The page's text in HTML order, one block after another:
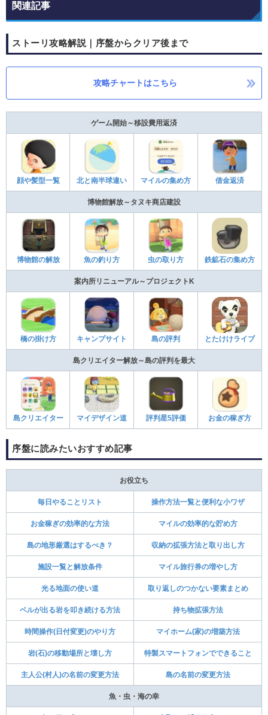
関連記事
ストーリ攻略解説｜序盤からクリア後まで
攻略チャートはこちら
ゲーム開始～移設費用返済
顔や髪型一覧 北と南半球違い マイルの集め方 借金返済
博物館解放～タヌキ商店建設
博物館の解放 魚の釣り方 虫の取り方 鉄鉱石の集め方
案内所リニューアル～プロジェクトK
橋の掛け方 キャンプサイト 島の評判 とたけけライブ
島クリエイター解放～島の評判を最大
島クリエイター マイデザイン道 評判星5評価 お金の稼ぎ方
序盤に読みたいおすすめ記事
お役立ち
毎日やることリスト 操作方法一覧と便利な小ワザ
お金稼ぎの効率的な方法 マイルの効率的な貯め方
島の地形厳選はするべき？ 収納の拡張方法と取り出し方
施設一覧と解放条件 マイル旅行券の増やし方
光る地面の使い道 取り返しのつかない要素まとめ
ベルが出る岩を叩き続ける方法 持ち物拡張方法
時間操作(日付変更)のやり方 マイホーム(家)の増築方法
岩(石)の移動場所と壊し方 特製スマートフォンでできること
主人公(村人)の名前の変更方法 島の名前の変更方法
魚・虫・海の幸